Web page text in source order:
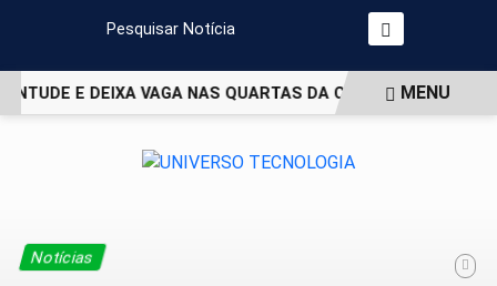
Pesquisar Notícia
E DEIXA VAGA NAS QUARTAS DA COPA DO BRASIL EM
MENU
Notícias